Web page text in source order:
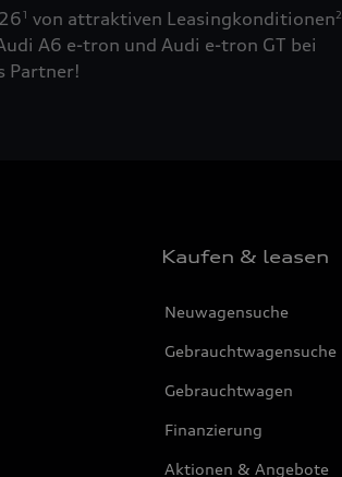
1 von attraktiven Leasingkonditionen2
A6 e-tron und Audi e-tron GT bei
Partner!
Kaufen & leasen
Neuwagensuche
Gebrauchtwagensuche
Gebrauchtwagen
Finanzierung
Aktionen & Angebote